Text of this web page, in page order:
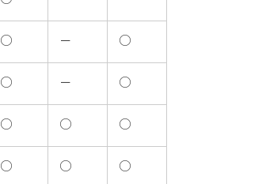
○ － ○
○ － ○
○ ○ ○
○ ○ ○